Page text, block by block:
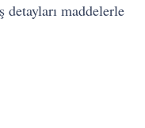
maddelerle